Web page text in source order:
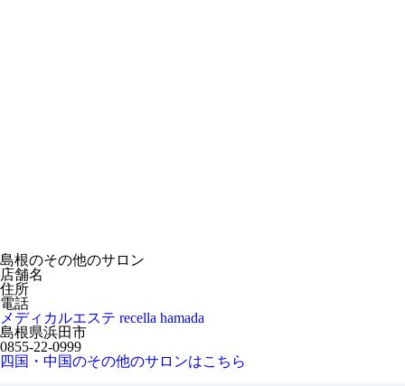
島根のその他のサロン
店舗名
住所
電話
メディカルエステ recella hamada
島根県浜田市
0855-22-0999
四国・中国のその他のサロンはこちら